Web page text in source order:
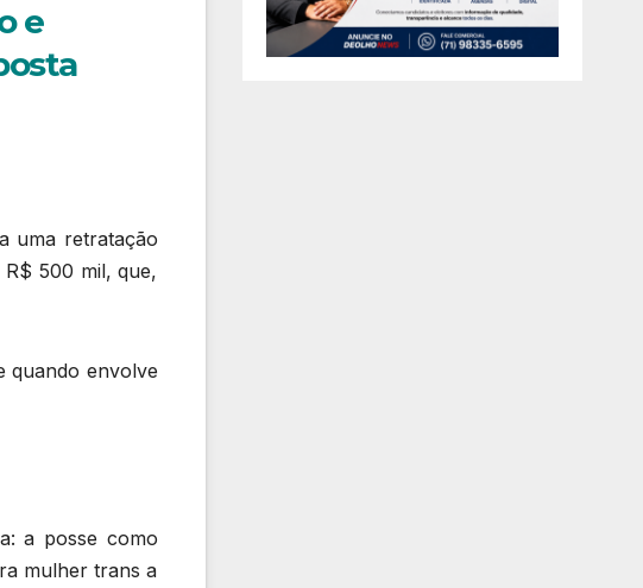
e
uma retratação
500 mil, que,
quando envolve
a posse como
mulher trans a